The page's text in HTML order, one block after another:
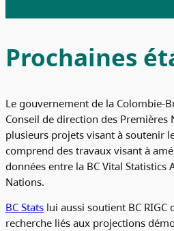
Prochaines
Le gouvernement de la Colombie-
Conseil de direction des Premières
plusieurs projets visant à soutenir
comprend des travaux visant à
données entre la BC Vital Statistics
Nations.
BC Stats lui aussi soutient BC RIGC
recherche liés aux projections